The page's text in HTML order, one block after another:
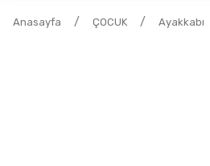
Anasayfa ÇOCUK Ayakkabı